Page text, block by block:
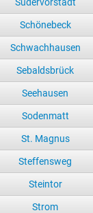
Schönebeck
Schwachhausen
Sebaldsbrück
Seehausen
Sodenmatt
St. Magnus
Steffensweg
Steintor
Strom